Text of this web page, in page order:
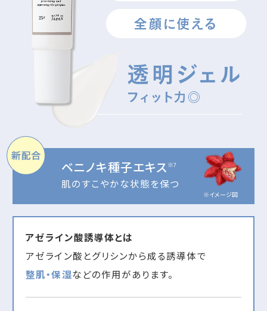
ベニノキ種子エキス ※7
肌のすこやかな状態を保つ
※イメージ図
アゼライン酸誘導体とは
アゼライン酸とグリシンから成る誘導体で
整肌・保湿などの作用があります。